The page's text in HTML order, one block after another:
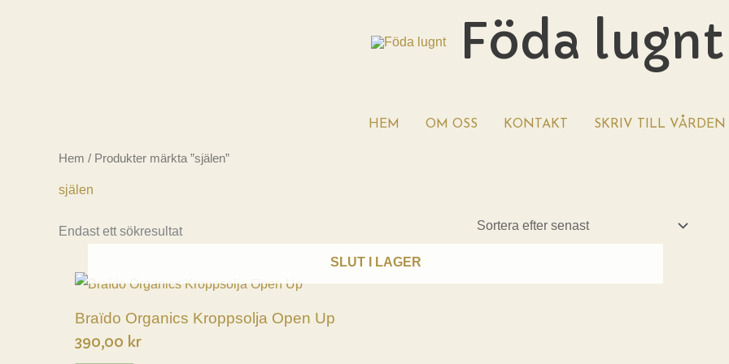
Föda lugnt
HEM OM OSS KONTAKT SKRIV TILL VÅRDEN
Hem / Produkter märkta ”själen”
själen
Endast ett sökresultat
SLUT I LAGER
Braïdo Organics Kroppsolja Open Up
390,00 kr